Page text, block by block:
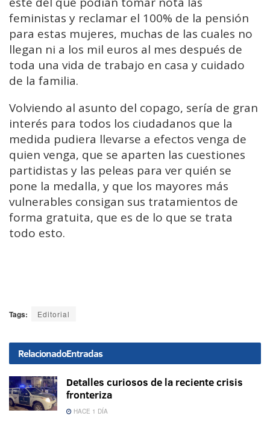
feministas y reclamar el 100% de la pensión
para estas mujeres, muchas de las cuales no
llegan ni a los mil euros al mes después de
toda una vida de trabajo en casa y cuidado
de la familia.
Volviendo al asunto del copago, sería de gran
interés para todos los ciudadanos que la
medida pudiera llevarse a efectos venga de
quien venga, que se aparten las cuestiones
partidistas y las peleas para ver quién se
pone la medalla, y que los mayores más
vulnerables consigan sus tratamientos de
forma gratuita, que es de lo que se trata
todo esto.
Tags: Editorial
RelacionadoEntradas
Detalles curiosos de la reciente crisis
fronteriza
HACE 1 DÍA